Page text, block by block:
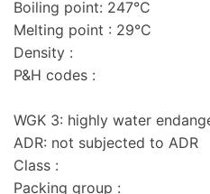
Boiling point: 247°C
Melting point : 29°C
Density :
P&H codes :
WGK 3: highly water
ADR: not subjected to ADR
Class :
Packing group :